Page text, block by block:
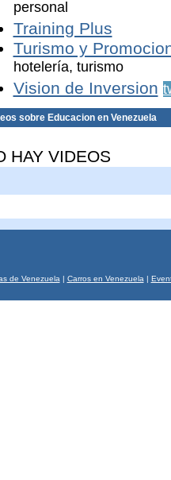
personal
Training Plus
Turismo y
hotelería, turismo
Vision de Inversion
sobre Educacion en Venezuela
HAY VIDEOS
de Venezuela | Carros en Venezuela |